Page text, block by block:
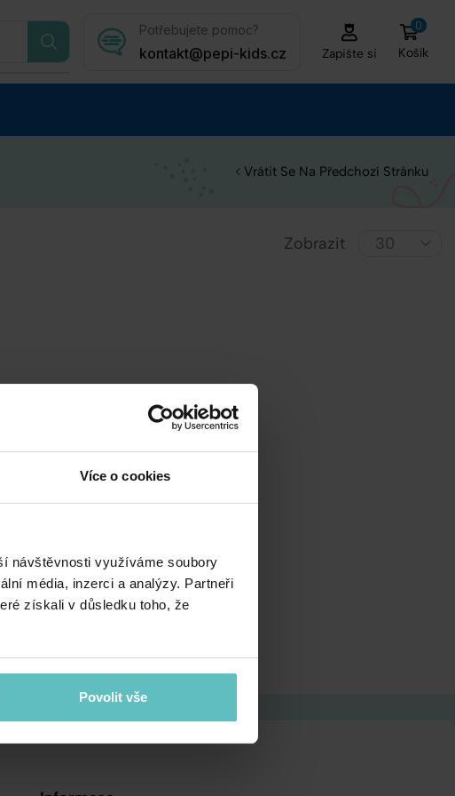
Více o cookies
návštěvnosti využíváme soubory
média, inzerci a analýzy. Partneři
získali v důsledku toho, že
Povolit vše
Potřebujete pomoc?
kontakt@pepi-kids.cz Zapište si
0
Košík
Vrátit Se Na Předchozí Stránku
Zobrazit